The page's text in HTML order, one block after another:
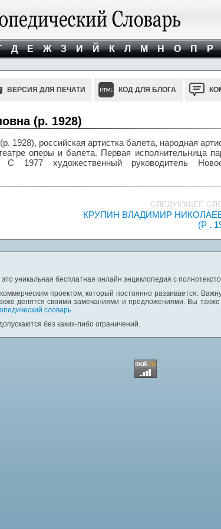
Д Е Ж З И Й К Л М Н О П Р
ВЕРСИЯ ДЛЯ ПЕЧАТИ КОД ДЛЯ БЛОГА
(р. 1928)
российская артистка балета, народная
оперы и балета. Первая исполнительница
художественный руководитель
СЛЕДУЮЩЕЕ
КРУПИН ВЛАДИМИР
(Р .
это уникальная бесплатная онлайн энциклопедия с
проектом, который постоянно развивается.
делятся своими замечаниями и предложениями. Вы
словарь.
без каких-либо ограничений.